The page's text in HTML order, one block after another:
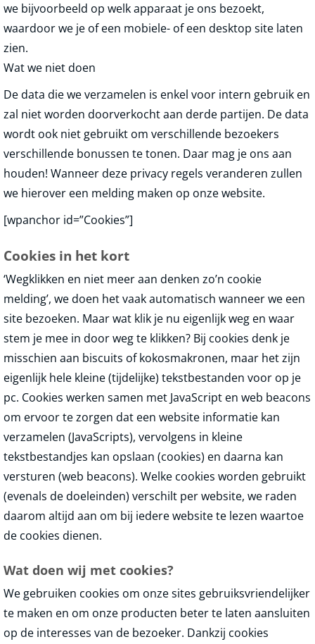
we bijvoorbeeld op welk apparaat je ons bezoekt,
waardoor we je of een mobiele- of een desktop site laten
zien.
Wat we niet doen
De data die we verzamelen is enkel voor intern gebruik en
zal niet worden doorverkocht aan derde partijen. De data
wordt ook niet gebruikt om verschillende bezoekers
verschillende bonussen te tonen. Daar mag je ons aan
houden! Wanneer deze privacy regels veranderen zullen
we hierover een melding maken op onze website.
[wpanchor id=”Cookies”]
Cookies in het kort
‘Wegklikken en niet meer aan denken zo’n cookie
melding’, we doen het vaak automatisch wanneer we een
site bezoeken. Maar wat klik je nu eigenlijk weg en waar
stem je mee in door weg te klikken? Bij cookies denk je
misschien aan biscuits of kokosmakronen, maar het zijn
eigenlijk hele kleine (tijdelijke) tekstbestanden voor op je
pc. Cookies werken samen met JavaScript en web beacons
om ervoor te zorgen dat een website informatie kan
verzamelen (JavaScripts), vervolgens in kleine
tekstbestandjes kan opslaan (cookies) en daarna kan
versturen (web beacons). Welke cookies worden gebruikt
(evenals de doeleinden) verschilt per website, we raden
daarom altijd aan om bij iedere website te lezen waartoe
de cookies dienen.
Wat doen wij met cookies?
We gebruiken cookies om onze sites gebruiksvriendelijker
te maken en om onze producten beter te laten aansluiten
op de interesses van de bezoeker. Dankzij cookies